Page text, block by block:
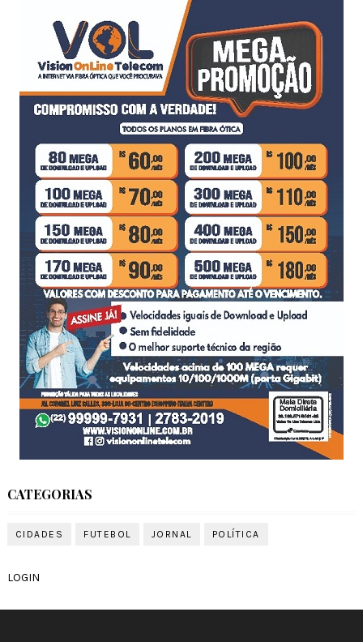
CATEGORIAS
CIDADES FUTEBOL JORNAL POLÍTICA
LOGIN